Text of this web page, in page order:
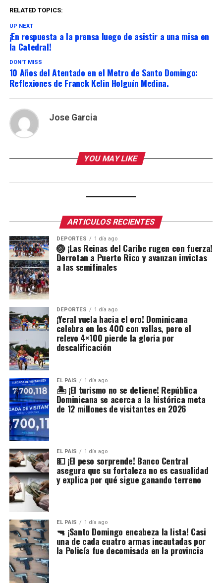
RELATED TOPICS:
UP NEXT
¡En respuesta a la prensa luego de asistir a una misa en
la Catedral!
DON'T MISS
10 Años del Atentado en el Metro de Santo Domingo:
Reflexiones de Franck Kelin Holguín Medina.
Jose Garcia
YOU MAY LIKE
ARTICULOS RECIENTES
DEPORTES 1 día ago
🏐 ¡Las Reinas del Caribe rugen con fuerza!
Derrotan a Puerto Rico y avanzan invictas
a las semifinales
DEPORTES 1 día ago
¡Yeral vuela hacia el oro! Dominicana
celebra en los 400 con vallas, pero el
relevo 4×100 pierde la gloria por
descalificación
EL PAIS 1 día ago
🏝️ ¡El turismo no se detiene! República
Dominicana se acerca a la histórica meta
de 12 millones de visitantes en 2026
EL PAIS 1 día ago
💵 ¡El peso sorprende! Banco Central
asegura que su fortaleza no es casualidad
y explica por qué sigue ganando terreno
EL PAIS 1 día ago
🔫 ¡Santo Domingo encabeza la lista! Casi
una de cada cuatro armas incautadas por
la Policía fue decomisada en la provincia